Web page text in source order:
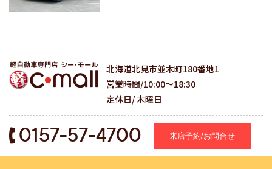
北海道北見市並木町180番地1
営業時間/10:00～18:30
定休日/ 木曜日
0157-57-4700 来店予約/お問合せ